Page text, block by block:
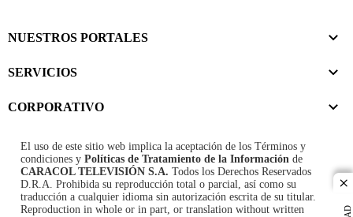
NUESTROS PORTALES
SERVICIOS
CORPORATIVO
El uso de este sitio web implica la aceptación de los Términos y
condiciones y Políticas de Tratamiento de la Información de
CARACOL TELEVISIÓN S.A. Todos los Derechos Reservados
D.R.A. Prohibida su reproducción total o parcial, así como su
traducción a cualquier idioma sin autorización escrita de su titular.
Reproduction in whole or in part, or translation without written